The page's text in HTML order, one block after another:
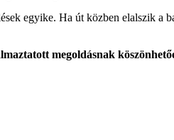
egyike. Ha út közben elalszik a
megoldásnak